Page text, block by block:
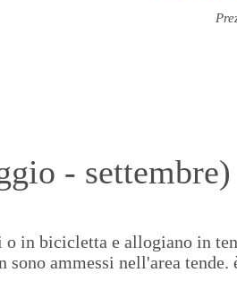
- settembre)
in bicicletta e allogiano in
sono ammessi nell'area